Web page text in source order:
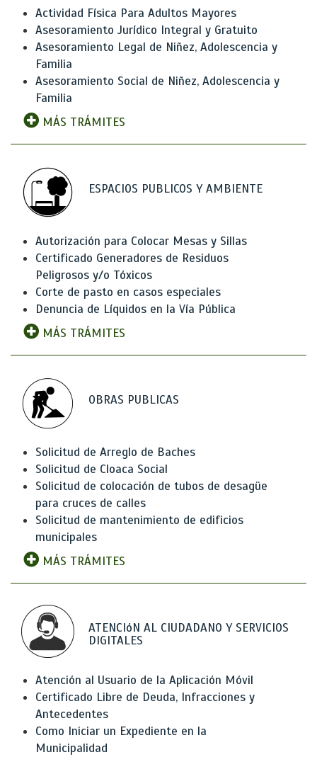
Actividad Física Para Adultos Mayores
Asesoramiento Jurídico Integral y Gratuito
Asesoramiento Legal de Niñez, Adolescencia y
Familia
Asesoramiento Social de Niñez, Adolescencia y
Familia
MÁS TRÁMITES
ESPACIOS PUBLICOS Y AMBIENTE
Autorización para Colocar Mesas y Sillas
Certificado Generadores de Residuos
Peligrosos y/o Tóxicos
Corte de pasto en casos especiales
Denuncia de Líquidos en la Vía Pública
MÁS TRÁMITES
OBRAS PUBLICAS
Solicitud de Arreglo de Baches
Solicitud de Cloaca Social
Solicitud de colocación de tubos de desagüe
para cruces de calles
Solicitud de mantenimiento de edificios
municipales
MÁS TRÁMITES
ATENCIóN AL CIUDADANO Y SERVICIOS
DIGITALES
Atención al Usuario de la Aplicación Móvil
Certificado Libre de Deuda, Infracciones y
Antecedentes
Como Iniciar un Expediente en la
Municipalidad